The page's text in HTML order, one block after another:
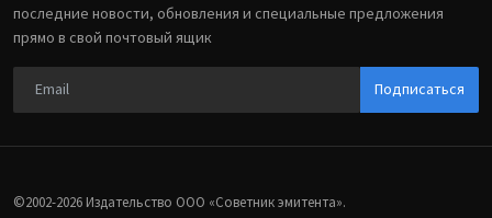
последние новости, обновления и специальные предложения
прямо в свой почтовый ящик
Подписаться
©2002-2026 Издательство ООО «‎Советник эмитента».